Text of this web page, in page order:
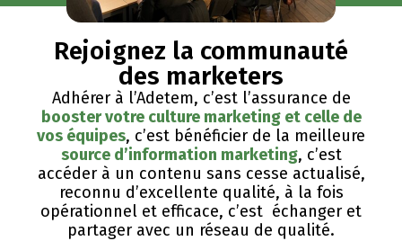
Rejoignez la communauté
des marketers
Adhérer à l’Adetem, c’est l’assurance de
booster votre culture marketing et celle de
vos équipes, c’est bénéficier de la meilleure
source d’information marketing, c’est
accéder à un contenu sans cesse actualisé,
reconnu d’excellente qualité, ​à la fois
opérationnel et efficace, c’est échanger et
partager avec un réseau de qualité.